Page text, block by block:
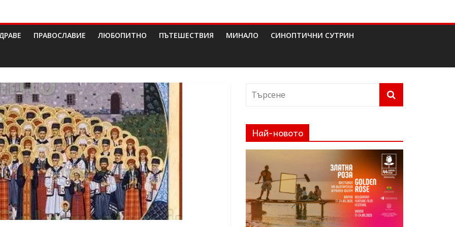
ПРАВОСЛАВИЕ ЛЮБОПИТНО ПЪТЕШЕСТВИЯ МИНАЛО СИНОПТИЧНИ СУТРИН
Най-новото